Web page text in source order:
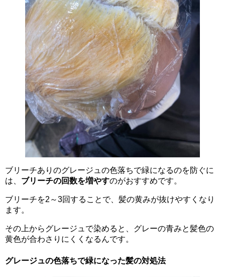
ブリーチありのグレージュの色落ちで緑になるのを防ぐに
は、 ブリーチの回数を増やすのがおすすめです。
ブリーチを2～3回することで、髪の黄みが抜けやすくなり
ます。
その上からグレージュで染めると、グレーの青みと髪色の
黄色が合わさりにくくなるんです。
グレージュの色落ちで緑になった髪の対処法